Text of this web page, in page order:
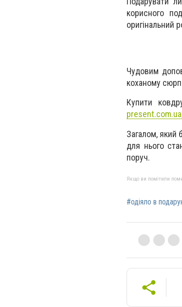
корисного
оригінальний
Чудовим
коханому
Купити
Загалом, який
для нього
поруч.
Якщо ви помітили
#одіяло в